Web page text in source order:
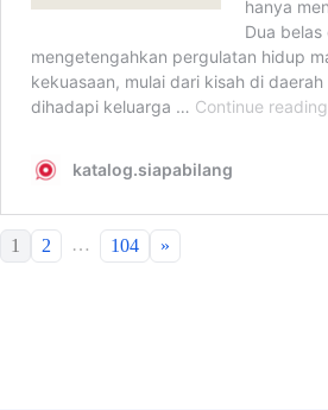
1 2 … 104 »